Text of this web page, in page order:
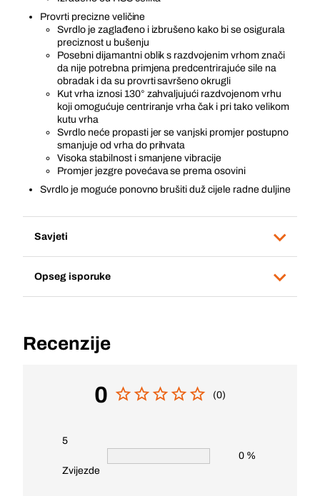
Provrti precizne veličine
Svrdlo je zaglađeno i izbrušeno kako bi se osigurala
preciznost u bušenju
Posebni dijamantni oblik s razdvojenim vrhom znači
da nije potrebna primjena predcentrirajuće sile na
obradak i da su provrti savršeno okrugli
Kut vrha iznosi 130° zahvaljujući razdvojenom vrhu
koji omogućuje centriranje vrha čak i pri tako velikom
kutu vrha
Svrdlo neće propasti jer se vanjski promjer postupno
smanjuje od vrha do prihvata
Visoka stabilnost i smanjene vibracije
Promjer jezgre povećava se prema osovini
Svrdlo je moguće ponovno brušiti duž cijele radne duljine
Savjeti
Opseg isporuke
Recenzije
0 (0)
5
Zvijezde
0 %